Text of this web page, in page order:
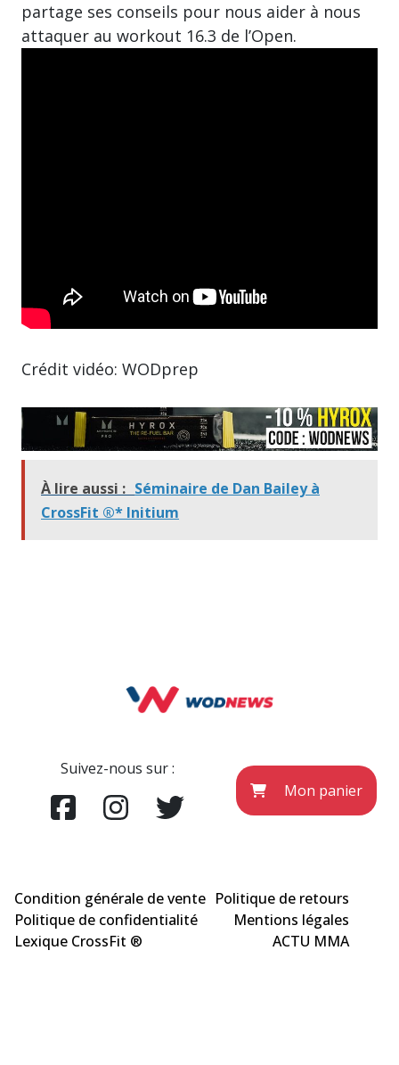
partage ses conseils pour nous aider à nous
attaquer au workout 16.3 de l’Open.
Crédit vidéo: WODprep
À lire aussi : Séminaire de Dan Bailey à
CrossFit ®* Initium
Suivez-nous sur :
Mon panier
Condition générale de vente Politique de retours
Politique de confidentialité
Mentions légales
Lexique CrossFit ®
ACTU MMA